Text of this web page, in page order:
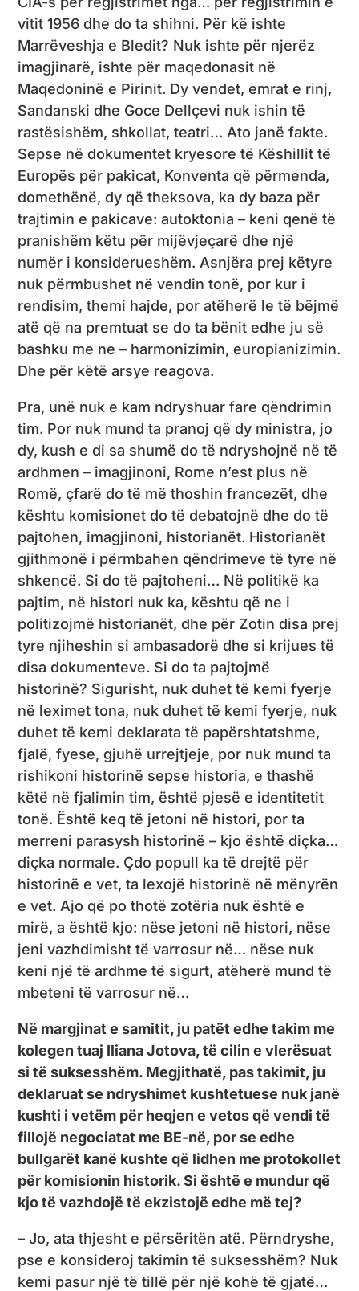
vitit 1956 dhe do ta shihni. Për kë ishte
Marrëveshja e Bledit? Nuk ishte për njerëz
imagjinarë, ishte për maqedonasit në
Maqedoninë e Pirinit. Dy vendet, emrat e rinj,
Sandanski dhe Goce Dellçevi nuk ishin të
rastësishëm, shkollat, teatri… Ato janë fakte.
Sepse në dokumentet kryesore të Këshillit të
Europës për pakicat, Konventa që përmenda,
domethënë, dy që theksova, ka dy baza për
trajtimin e pakicave: autoktonia – keni qenë të
pranishëm këtu për mijëvjeçarë dhe një
numër i konsiderueshëm. Asnjëra prej këtyre
nuk përmbushet në vendin tonë, por kur i
rendisim, themi hajde, por atëherë le të bëjmë
atë që na premtuat se do ta bënit edhe ju së
bashku me ne – harmonizimin, europianizimin.
Dhe për këtë arsye reagova.
Pra, unë nuk e kam ndryshuar fare qëndrimin
tim. Por nuk mund ta pranoj që dy ministra, jo
dy, kush e di sa shumë do të ndryshojnë në të
ardhmen – imagjinoni, Rome n’est plus në
Romë, çfarë do të më thoshin francezët, dhe
kështu komisionet do të debatojnë dhe do të
pajtohen, imagjinoni, historianët. Historianët
gjithmonë i përmbahen qëndrimeve të tyre në
shkencë. Si do të pajtoheni… Në politikë ka
pajtim, në histori nuk ka, kështu që ne i
politizojmë historianët, dhe për Zotin disa prej
tyre njiheshin si ambasadorë dhe si krijues të
disa dokumenteve. Si do ta pajtojmë
historinë? Sigurisht, nuk duhet të kemi fyerje
në leximet tona, nuk duhet të kemi fyerje, nuk
duhet të kemi deklarata të papërshtatshme,
fjalë, fyese, gjuhë urrejtjeje, por nuk mund ta
rishikoni historinë sepse historia, e thashë
këtë në fjalimin tim, është pjesë e identitetit
tonë. Është keq të jetoni në histori, por ta
merreni parasysh historinë – kjo është diçka…
diçka normale. Çdo popull ka të drejtë për
historinë e vet, ta lexojë historinë në mënyrën
e vet. Ajo që po thotë zotëria nuk është e
mirë, a është kjo: nëse jetoni në histori, nëse
jeni vazhdimisht të varrosur në… nëse nuk
keni një të ardhme të sigurt, atëherë mund të
mbeteni të varrosur në…
Në margjinat e samitit, ju patët edhe takim me
kolegen tuaj Iliana Jotova, të cilin e vlerësuat
si të suksesshëm. Megjithatë, pas takimit, ju
deklaruat se ndryshimet kushtetuese nuk janë
kushti i vetëm për heqjen e vetos që vendi të
fillojë negociatat me BE-në, por se edhe
bullgarët kanë kushte që lidhen me protokollet
për komisionin historik. Si është e mundur që
kjo të vazhdojë të ekzistojë edhe më tej?
– Jo, ata thjesht e përsëritën atë. Përndryshe,
pse e konsideroj takimin të suksesshëm? Nuk
kemi pasur një të tillë për një kohë të gjatë…